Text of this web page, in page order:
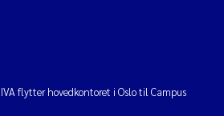
flytter hovedkontoret i Oslo til Campus